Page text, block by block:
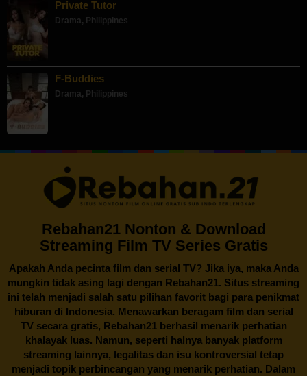
Private Tutor
Drama, Philippines
F-Buddies
Drama, Philippines
Rebahan21 Nonton & Download
Streaming Film TV Series Gratis
Apakah Anda pecinta film dan serial TV? Jika iya, maka Anda
mungkin tidak asing lagi dengan Rebahan21. Situs streaming
ini telah menjadi salah satu pilihan favorit bagi para penikmat
hiburan di Indonesia. Menawarkan beragam film dan serial
TV secara gratis, Rebahan21berhasil menarik perhatian
khalayak luas. Namun, seperti halnya banyak platform
streaming lainnya, legalitas dan isu kontroversial tetap
menjadi topik perbincangan yang menarik perhatian. Dalam